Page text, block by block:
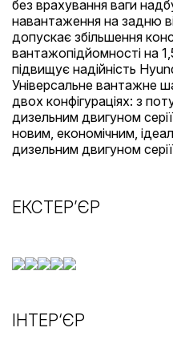
без врахування ваги
навантаження на задню
допускає збільшення
вантажопідйомності на
підвищує надійність
Універсальне вантажне
двох конфігураціях: з
дизельним двигуном
новим, економічним,
дизельним двигуном
ЕКСТЕР’ЄР
ІНТЕР‘ЄР